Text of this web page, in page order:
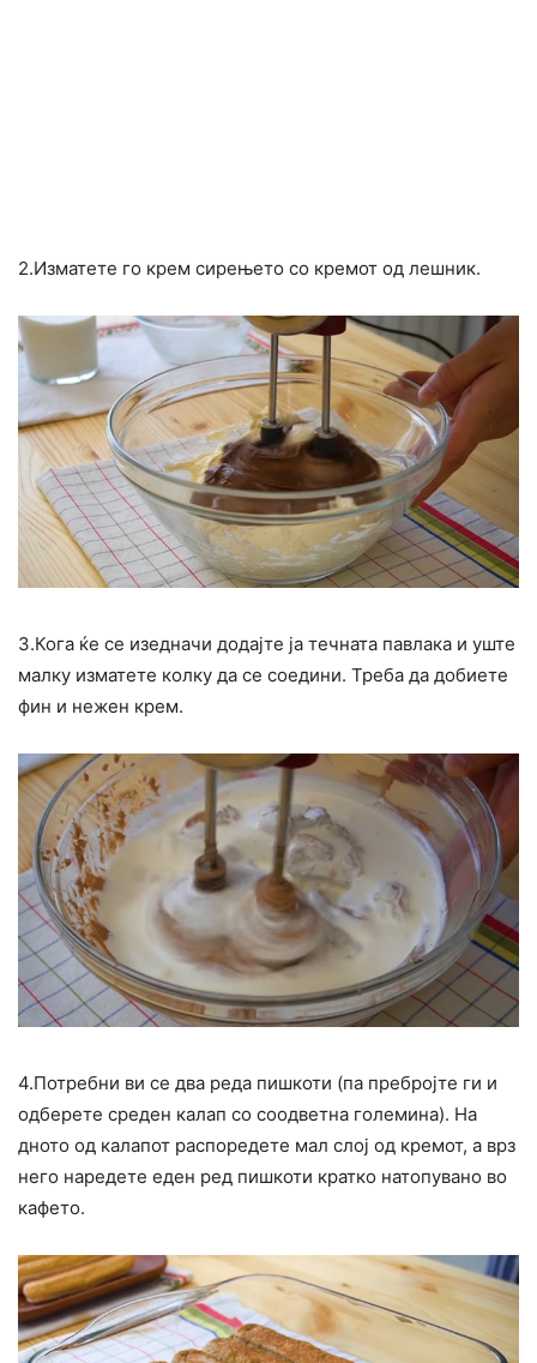
2.Изматете го крем сирењето со кремот од лешник.
3.Кога ќе се изедначи додајте ја течната павлака и уште
малку изматете колку да се соедини. Треба да добиете
фин и нежен крем.
4.Потребни ви се два реда пишкоти (па пребројте ги и
одберете среден калап со соодветна големина). На
дното од калапот распоредете мал слој од кремот, а врз
него наредете еден ред пишкоти кратко натопувано во
кафето.